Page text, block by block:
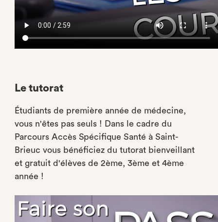
Le tutorat
Étudiants de première année de médecine,
vous n'êtes pas seuls ! Dans le cadre du
Parcours Accès Spécifique Santé à Saint-
Brieuc vous bénéficiez du tutorat bienveillant
et gratuit d'élèves de 2ème, 3ème et 4ème
année !